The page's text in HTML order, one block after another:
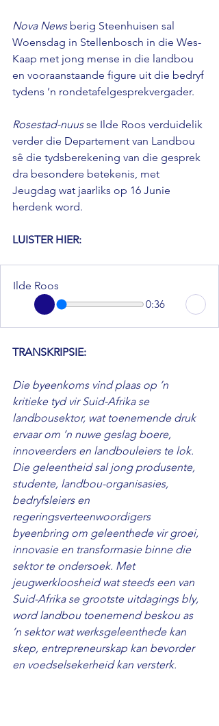
Nova News berig Steenhuisen sal
Woensdag in Stellenbosch in die Wes-
Kaap met jong mense in die landbou
en vooraanstaande figure uit die bedryf
tydens ’n rondetafelgesprekvergader.
Rosestad-nuus se Ilde Roos verduidelik
verder die Departement van Landbou
sê die tydsberekening van die gesprek
dra besondere betekenis, met
Jeugdag wat jaarliks op 16 Junie
herdenk word.
LUISTER HIER:
Ilde Roos
0:36
TRANSKRIPSIE:
Die byeenkoms vind plaas op ’n
kritieke tyd vir Suid-Afrika se
landbousektor, wat toenemende druk
ervaar om ’n nuwe geslag boere,
innoveerders en landbouleiers te lok.
Die geleentheid sal jong produsente,
studente, landbou-organisasies,
bedryfsleiers en
regeringsverteenwoordigers
byeenbring om geleenthede vir groei,
innovasie en transformasie binne die
sektor te ondersoek. Met
jeugwerkloosheid wat steeds een van
Suid-Afrika se grootste uitdagings bly,
word landbou toenemend beskou as
’n sektor wat werksgeleenthede kan
skep, entrepreneurskap kan bevorder
en voedselsekerheid kan versterk.